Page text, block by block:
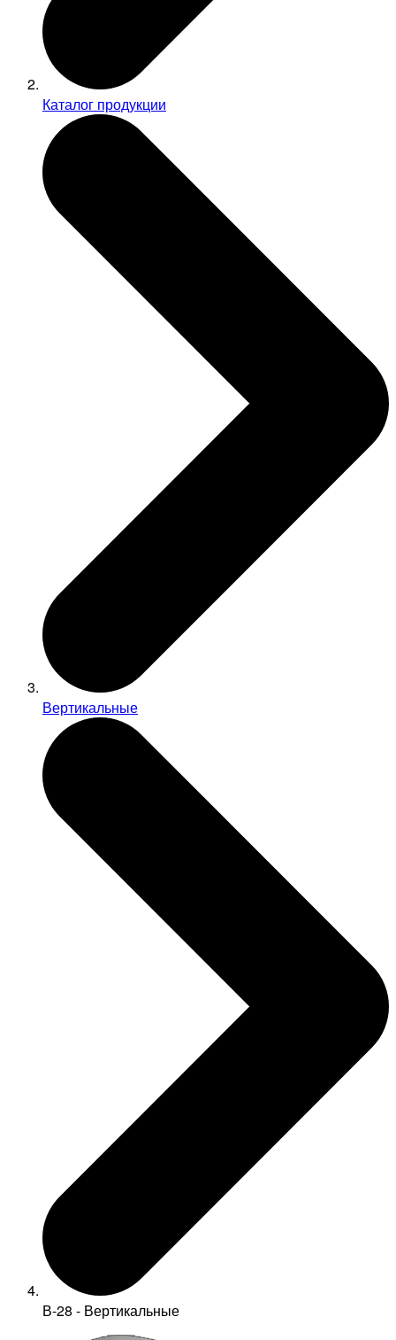
Каталог продукции
Вертикальные
В-28 - Вертикальные